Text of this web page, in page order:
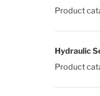
Product
Hydraulic
Product